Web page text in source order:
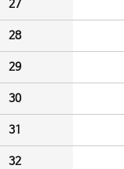
27
28
29
30
31
32